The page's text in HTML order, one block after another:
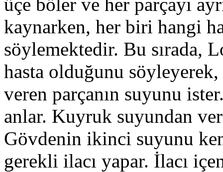
kaynarken, her biri hangi
söylemektedir. Bu sırada,
hasta olduğunu
veren parçanın suyunu
anlar. Kuyruk suyundan
Gövdenin ikinci suyunu
gerekli ilacı yapar. İlacı